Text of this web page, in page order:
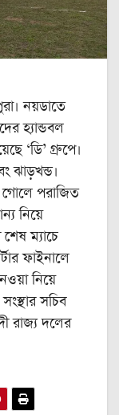
নয়ডাতে
হ্যান্ডবল
‘‌ডি’‌ গ্রুপে।
ঝাড়খন্ড।
গোলে পরাজিত
নিয়ে
ম্যাচে
ফাইনালে
নিয়ে
সচিব
রাজ্য দলের